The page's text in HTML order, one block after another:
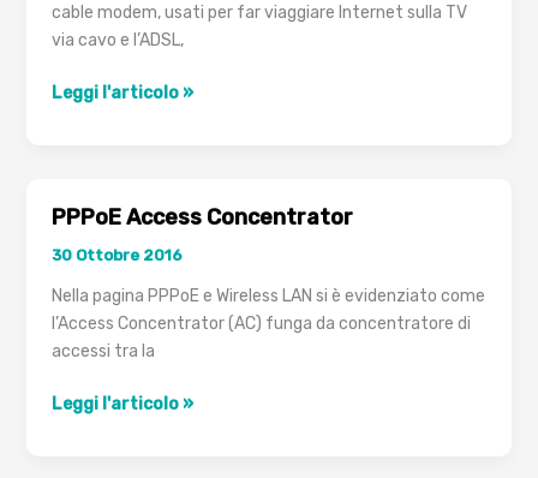
cable modem, usati per far viaggiare Internet sulla TV
via cavo e l’ADSL,
PPPoE
Leggi l'articolo »
PPPoE Access Concentrator
30 Ottobre 2016
Nella pagina PPPoE e Wireless LAN si è evidenziato come
l’Access Concentrator (AC) funga da concentratore di
accessi tra la
PPPoE
Leggi l'articolo »